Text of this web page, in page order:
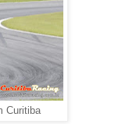
Curitiba